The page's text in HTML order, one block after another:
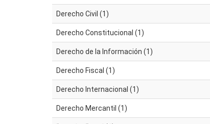
Derecho Civil (1)
Derecho Constitucional (1)
Derecho de la Información (1)
Derecho Fiscal (1)
Derecho Internacional (1)
Derecho Mercantil (1)